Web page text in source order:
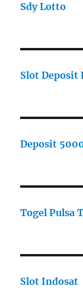
Sdy Lotto
Slot Deposit
Deposit
Togel Pulsa
Slot Indosat